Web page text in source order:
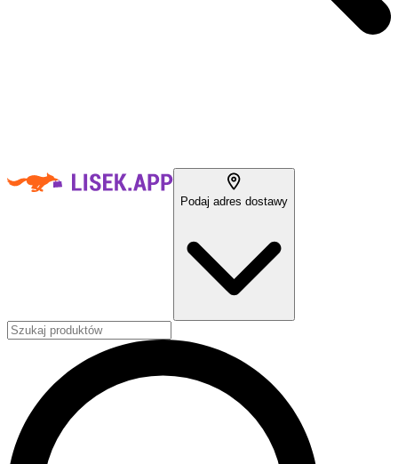
Podaj adres dostawy